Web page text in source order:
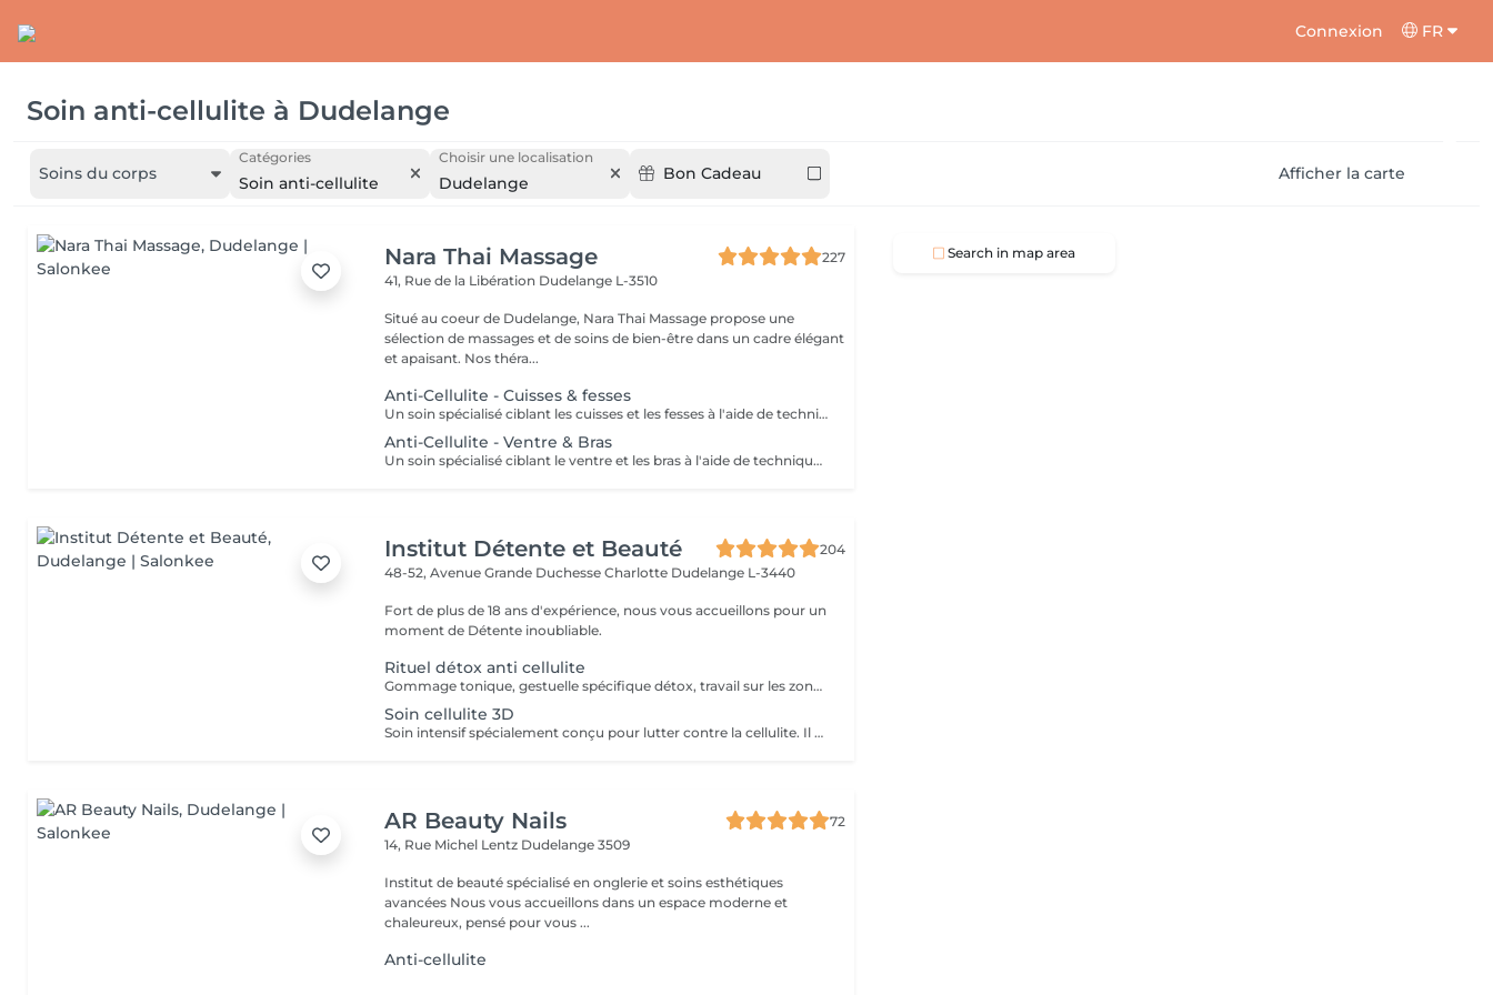
Connexion FR
Soin anti-cellulite à Dudelange
Soins du corps
Catégories
Soin anti-cellulite
Choisir une localisation
Dudelange Bon Cadeau Afficher la carte
Nara Thai Massage
227
41, Rue de la Libération Dudelange L-3510
Situé au coeur de Dudelange, Nara Thai Massage propose une
sélection de massages et de soins de bien-être dans un cadre élégant
et apaisant. Nos théra...
Anti-Cellulite - Cuisses & fesses
Un soin spécialisé ciblant les cuisses et les fesses à l'aide de techniques de massage intensives destinées à stimuler la circulation et à agir sur les tissus sous-jacents. Ce traitement contribue à améliorer l'apparence de la peau, à soutenir la tonicité des tissus et à procurer une sensation de peau plus lisse et revitalisée.
Anti-Cellulite - Ventre & Bras
Un soin spécialisé ciblant le ventre et les bras à l'aide de techniques de massage ciblées destinées à stimuler la circulation et à soutenir l'apparence naturelle de la peau. Ce traitement intensif aide à améliorer la tonicité des tissus, affiner le grain de peau et laisser la peau plus souple, plus douce et agréablement rafraîchie.
Institut Détente et Beauté
204
48-52, Avenue Grande Duchesse Charlotte Dudelange L-3440
Fort de plus de 18 ans d'expérience, nous vous accueillons pour un
moment de Détente inoubliable.
Rituel détox anti cellulite
Gommage tonique, gestuelle spécifique détox, travail sur les zones réflexes, enveloppement désincrustant
Soin cellulite 3D
Soin intensif spécialement conçu pour lutter contre la cellulite. Il associe des techniques manuelles puissantes, dont l'utilisation des ventouses, et des actifs ciblés pour décongestionner les tissus, activer la microcirculation et lisser visiblement la peau.
AR Beauty Nails
72
14, Rue Michel Lentz Dudelange 3509
Institut de beauté spécialisé en onglerie et soins esthétiques
avancées Nous vous accueillons dans un espace moderne et
chaleureux, pensé pour vous ...
Anti-cellulite
Search in map area